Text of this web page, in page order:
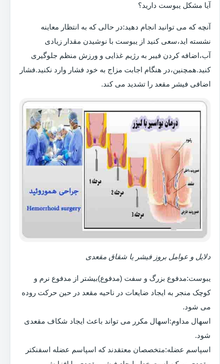
آیا مشکل یبوست دارید؟
آنچه که می توانید انجام دهید:در حالی که به انتظار معاینه
نشسته اید،سعی کنید از یبوست با نوشیدن مقدار زیادی
آب،اضافه کردن فیبر به رژیم غذایی و ورزش منظم جلوگیری
کنید.همچنین،در هنگام اجابت مزاج به خود فشار وارد نکنید.فشار
اضافی فیشر مقعد را تشدید می کند.
دلایل و عوامل بروز فیشر یا شقاق مقعدی
یبوست:مدفوع بزرگ و سفت (مدفوع)بیشتر از مدفوع نرم و
کوچک منجر به ایجاد ضایعات در ناحیه مقعد در حین حرکت روده
می شود.
اسهال مداوم:اسهال مکرر می تواند باعث ایجاد شکاف مقعدی
شود.
اسپاسم عضله:متخصصان معتقدند که اسپاسم عضله اسفنکتر